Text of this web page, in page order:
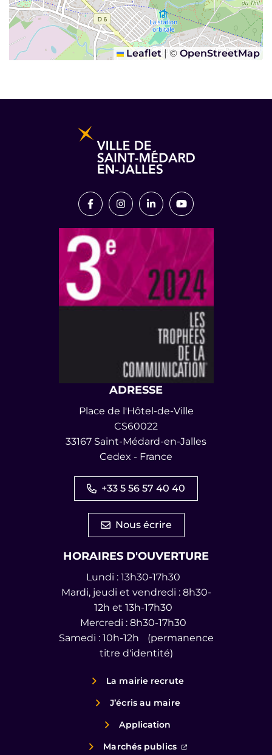
Leaflet |© OpenStreetMap
Lien vers le compte Facebook
Lien vers le compte Instagram
Lien vers le compte
Lien vers la
ADRESSE
Place de l'Hôtel-de-Ville
CS60022
33167 Saint-Médard-en-Jalles
Cedex - France
+33 5 56 57 40 40
Nous écrire
HORAIRES D'OUVERTURE
Lundi : 13h30-17h30
Mardi, jeudi et vendredi : 8h30-
12h et 13h-17h30
Mercredi : 8h30-17h30
Samedi : 10h-12h (permanence
titre d'identité)
La mairie recrute
J’écris au maire
Application
Marchés publics
(ouverture dans